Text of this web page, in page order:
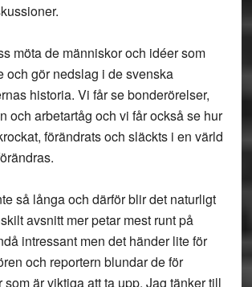
möta de människor och idéer som
och gör nedslag i de svenska
historia. Vi får se bonderörelser,
och arbetartåg och vi får också se hur
förändrats och släckts i en värld
så långa och därför blir det naturligt
avsnitt mer petar mest runt på
intressant men det händer lite för
och reportern blundar de för
är viktiga att ta upp. Jag tänker till